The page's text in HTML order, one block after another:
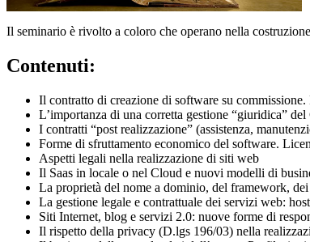
Il seminario è rivolto a coloro che operano nella
Contenuti:
Il contratto di creazione di software su
L’importanza di una corretta gestione “giuridica”
I contratti “post realizzazione” (assistenza,
Forme di sfruttamento economico del software.
Aspetti legali nella realizzazione di siti web
Il Saas in locale o nel Cloud e nuovi modelli di
La proprietà del nome a dominio, del framework,
La gestione legale e contrattuale dei servizi web:
Siti Internet, blog e servizi 2.0: nuove forme di
Il rispetto della privacy (D.lgs 196/03) nella